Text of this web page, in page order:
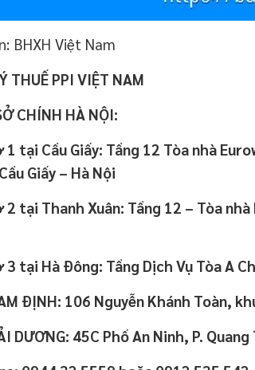
BHXH Việt Nam
THUẾ PPI VIỆT NAM
CHÍNH HÀ NỘI:
1 tại Cầu Giấy: Tầng 12 Tòa nhà
Giấy – Hà Nội
2 tại Thanh Xuân: Tầng 12 – Tòa
3 tại Hà Đông: Tầng Dịch Vụ Tòa A
ĐỊNH: 106 Nguyễn Khánh Toàn,
DƯƠNG: 45C Phố An Ninh, P.